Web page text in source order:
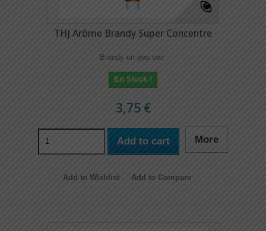
THJ Arôme Brandy Super Concentre
Brandy un peu sec
En Stock !
3,75 €
Add to cart More
Add to Wishlist Add to Compare